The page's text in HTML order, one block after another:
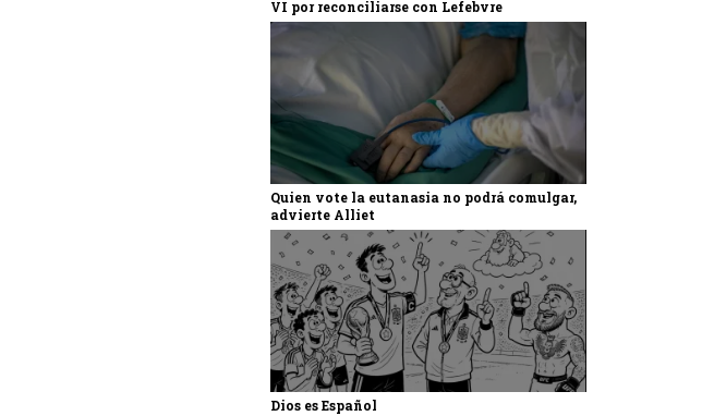
VI por reconciliarse con Lefebvre
Quien vote la eutanasia no podrá comulgar,
advierte Alliet
Dios es Español